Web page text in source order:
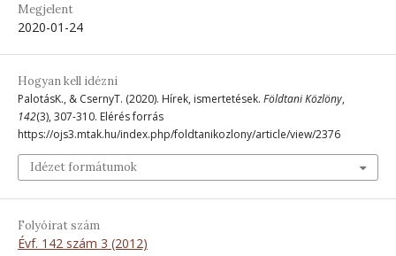
Megjelent
2020-01-24
Hogyan kell idézni
PalotásK., & CsernyT. (2020). Hírek, ismertetések. Földtani Közlöny,
142(3), 307-310. Elérés forrás
https://ojs3.mtak.hu/index.php/foldtanikozlony/article/view/2376
Idézet formátumok
Folyóirat szám
Évf. 142 szám 3 (2012)